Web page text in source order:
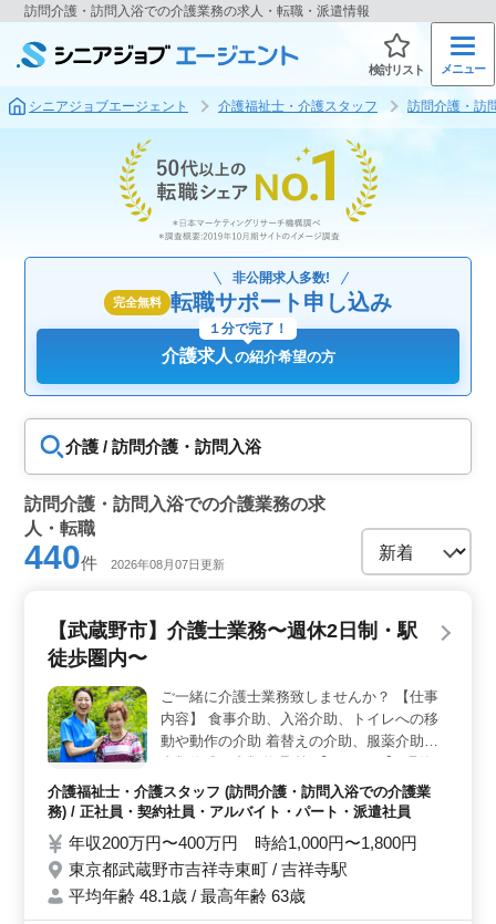
訪問介護・訪問入浴での介護業務の求人・転職・派遣情報
検討リスト メニュー
シニアジョブエージェント 介護福祉士・介護スタッフ 訪問介護・訪
完全無料
非公開求人多数!
転職サポート申し込み
介護求人 の紹介希望の方
１分で完了！
介護 / 訪問介護・訪問入浴
訪問介護・訪問入浴での介護業務の求
人・転職
440件 2026年08月07日更新
【武蔵野市】介護士業務〜週休2日制・駅
徒歩圏内〜
ご一緒に介護士業務致しませんか？ 【仕事
内容】 食事介助、入浴介助、トイレへの移
動や動作の介助 着替えの介助、服薬介助、
日制 駅徒歩圏内 ベテランシニア世代の方活
躍中 希望条件・待遇相談して下さい！ 皆様
介護福祉士・介護スタッフ (訪問介護・訪問入浴での介護業
務) / 正社員・契約社員・アルバイト・パート・派遣社員
年収200万円〜400万円 時給1,000円〜1,800円
東京都武蔵野市吉祥寺東町 / 吉祥寺駅
平均年齢 48.1歳 / 最高年齢 63歳